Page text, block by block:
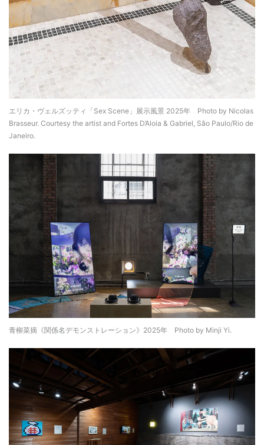
エリカ・ヴェルズッティ「Sex Scene」展示風景 2025年 Photo by Nicolas
Brasseur. Courtesy the artist and Fortes D’Aloia & Gabriel, São Paulo/Rio de
Janeiro.
青柳菜摘《関係名デモンストレーション》2025年 Photo by Minji Yi.